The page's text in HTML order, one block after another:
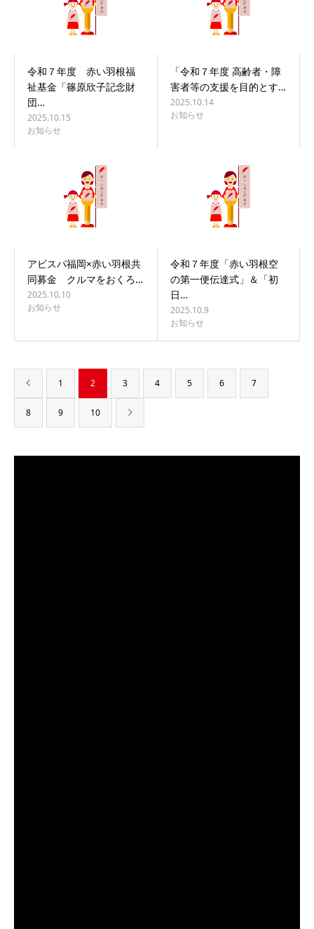
令和７年度 赤い羽根福
祉基金「篠原欣子記念財
団…
2025.10.15
お知らせ
「令和７年度 高齢者・障
害者等の支援を目的とす…
2025.10.14
お知らせ
アビスパ福岡×赤い羽根共
同募金 クルマをおくろ…
2025.10.10
お知らせ
令和７年度「赤い羽根空
の第一便伝達式」＆「初
日…
2025.10.9
お知らせ
1 2 3 4 5 6 7
8 9 10